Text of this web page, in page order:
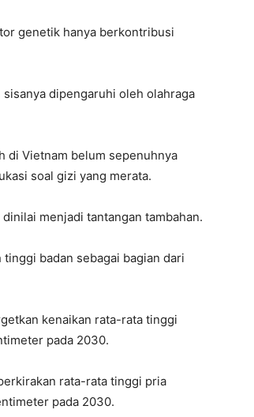
genetik hanya berkontribusi
dipengaruhi oleh olahraga
di Vietnam belum sepenuhnya
soal gizi yang merata.
menjadi tantangan tambahan.
badan sebagai bagian dari
kenaikan rata-rata tinggi
pada 2030.
rata-rata tinggi pria
pada 2030.